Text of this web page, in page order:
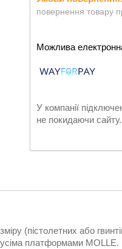
повернення товару
У компанії
не покидаючи сайту.
(пістолетних або
усіма платформами MOLLE.